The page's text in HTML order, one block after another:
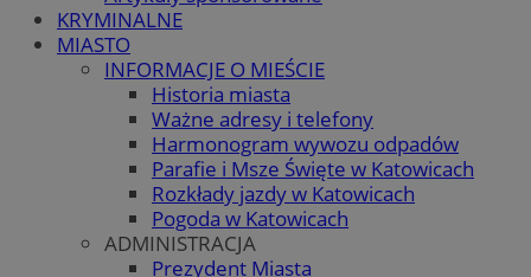
KRYMINALNE
MIASTO
INFORMACJE O MIEŚCIE
Historia miasta
Ważne adresy i telefony
Harmonogram wywozu odpadów
Parafie i Msze Święte w Katowicach
Rozkłady jazdy w Katowicach
Pogoda w Katowicach
ADMINISTRACJA
Prezydent Miasta